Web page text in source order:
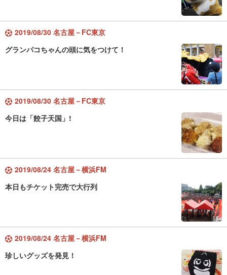
2019/08/30 名古屋－FC東京
グランパコちゃんの頭に気をつけて！
2019/08/30 名古屋－FC東京
今日は「餃子天国」!
2019/08/24 名古屋－横浜FM
本日もチケット完売で大行列
2019/08/24 名古屋－横浜FM
珍しいグッズを発見！